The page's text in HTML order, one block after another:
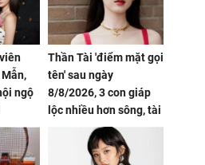
ngộ
Thần Tài 'điểm mặt gọi
tên' sau ngày
8/8/2026, 3 con giáp
lộc nhiều hơn sông, tài
vận sáng như trăng
Rằm, chính thức hết